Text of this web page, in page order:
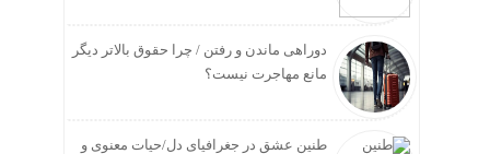
دوراهی ماندن و رفتن / چرا حقوق بالاتر دیگر
مانع مهاجرت نیست؟
طنین عشق در جغرافیای دل/حیات معنوی و